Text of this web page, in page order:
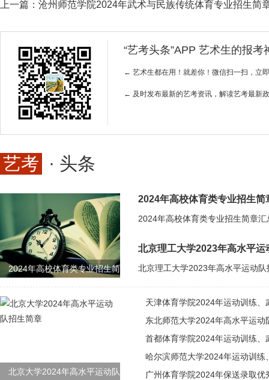
上一篇： 沧州师范学院2024年武术与民族传统体育专业招生简
“艺考头条”APP 艺术生的报
← 艺术生都在用！就差你！微信扫一扫，立
← 及时发布最新的艺考资讯，解读艺考最新
艺考 · 头条
2024年高校体育类专业招生简
2024年高校体育类专业招生简
北京理工大学2023年高水平运
北京大学2024年高水平运动队
天津体育学院2024年运动训练
东北师范大学2024年高水平运动
首都体育学院2024年运动训练
哈尔滨师范大学2024年运动训
广州体育学院2024年保送录取优